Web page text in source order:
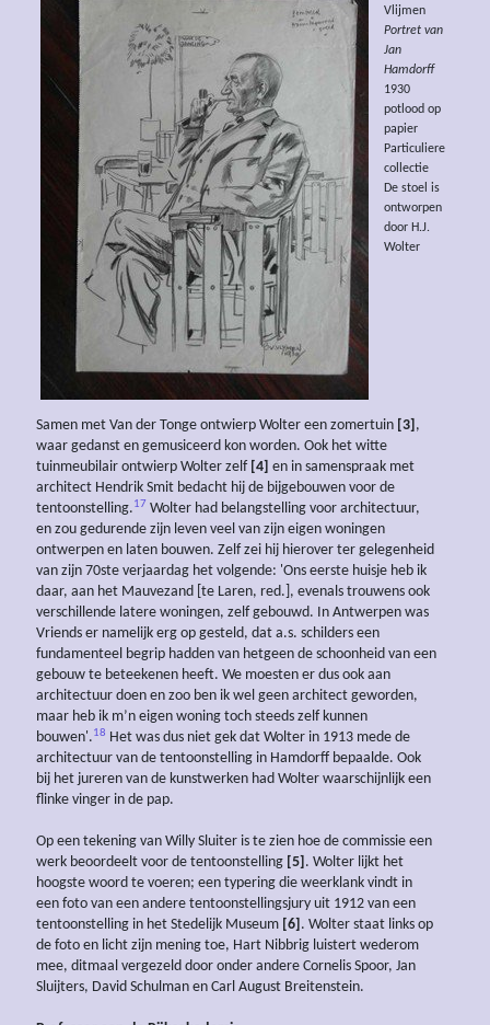
Vlijmen
Portret van
Jan
Hamdorff
1930
potlood op
papier
Particuliere
collectie
De stoel is
ontworpen
door H.J.
Wolter
Samen met Van der Tonge ontwierp Wolter een zomertuin [3] ,
waar gedanst en gemusiceerd kon worden. Ook het witte
tuinmeubilair ontwierp Wolter zelf [4] en in samenspraak met
architect Hendrik Smit bedacht hij de bijgebouwen voor de
tentoonstelling.17 Wolter had belangstelling voor architectuur,
en zou gedurende zijn leven veel van zijn eigen woningen
ontwerpen en laten bouwen. Zelf zei hij hierover ter gelegenheid
van zijn 70ste verjaardag het volgende: 'Ons eerste huisje heb ik
daar, aan het Mauvezand [te Laren, red.], evenals trouwens ook
verschillende latere woningen, zelf gebouwd. In Antwerpen was
Vriends er namelijk erg op gesteld, dat a.s. schilders een
fundamenteel begrip hadden van hetgeen de schoonheid van een
gebouw te beteekenen heeft. We moesten er dus ook aan
architectuur doen en zoo ben ik wel geen architect geworden,
maar heb ik m’n eigen woning toch steeds zelf kunnen
bouwen'.18 Het was dus niet gek dat Wolter in 1913 mede de
architectuur van de tentoonstelling in Hamdorff bepaalde. Ook
bij het jureren van de kunstwerken had Wolter waarschijnlijk een
flinke vinger in de pap.
Op een tekening van Willy Sluiter is te zien hoe de commissie een
werk beoordeelt voor de tentoonstelling [5] . Wolter lijkt het
hoogste woord te voeren; een typering die weerklank vindt in
een foto van een andere tentoonstellingsjury uit 1912 van een
tentoonstelling in het Stedelijk Museum [6] . Wolter staat links op
de foto en licht zijn mening toe, Hart Nibbrig luistert wederom
mee, ditmaal vergezeld door onder andere Cornelis Spoor, Jan
Sluijters, David Schulman en Carl August Breitenstein.